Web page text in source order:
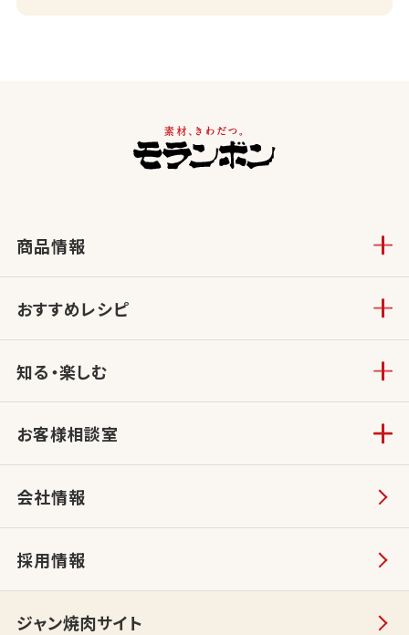
商品情報
おすすめレシピ
知る・楽しむ
お客様相談室
会社情報
採用情報
ジャン焼肉サイト